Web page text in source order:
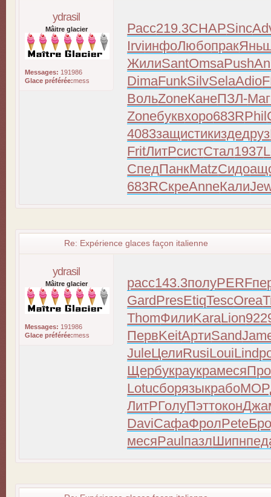
ydrasil
Mâitre glacier
Messages: 191986
Glace préférée:mess
Расс219.3CHAPSinc
IrviинфоЛюбопрак
ЖилиSantOmsaPush
DimaFunkSilvSelaAdio
ВольZoneКанеПЗЛ-
Zoneбуквхоро683RPhil
4083защистикиздедруз
FritЛитРсистСтал1937
СпедПанкMatzСидо
683RСкреAnneКали
Re: Expérience glaces façon italienne
ydrasil
Mâitre glacier
Messages: 191986
Glace préférée:mess
расс143.3полуPERF
GardPresEtiqTescOrea
ThomФилиKaraLion
ПервKeitАртиSand
JuleЦелиRusiLouiLind
Щербукраукрамеся
Lotuсборязыкрабо
ЛитРГолуПэттокон
DaviСафаФролPete
месяPaulпазлШипн